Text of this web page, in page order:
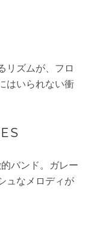
リズムが、フロ
はいられない衝
バンド。ガレー
ュなメロディが